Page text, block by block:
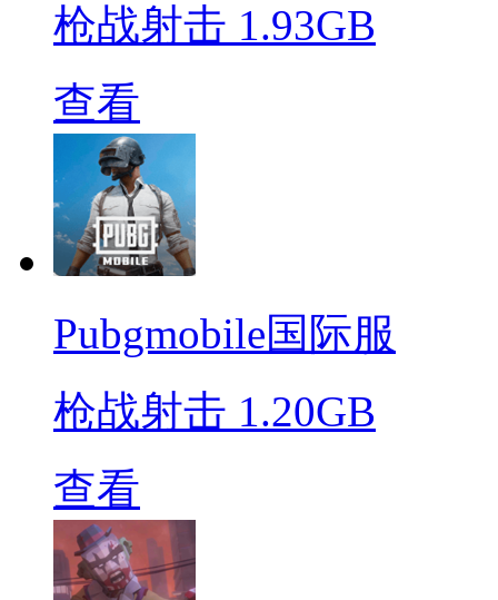
枪战射击 1.93GB
查看
Pubgmobile国际服
枪战射击 1.20GB
查看